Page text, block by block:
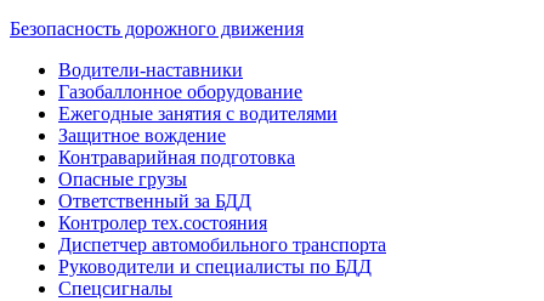
Безопасность дорожного движения
Водители-наставники
Газобаллонное оборудование
Ежегодные занятия с водителями
Защитное вождение
Контраварийная подготовка
Опасные грузы
Ответственный за БДД
Контролер тех.состояния
Диспетчер автомобильного транспорта
Руководители и специалисты по БДД
Спецсигналы